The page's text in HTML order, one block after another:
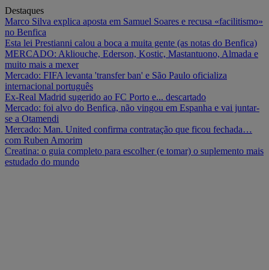
Destaques
Marco Silva explica aposta em Samuel Soares e recusa «facilitismo»
no Benfica
Esta lei Prestianni calou a boca a muita gente (as notas do Benfica)
MERCADO: Akliouche, Ederson, Kostic, Mastantuono, Almada e
muito mais a mexer
Mercado: FIFA levanta 'transfer ban' e São Paulo oficializa
internacional português
Ex-Real Madrid sugerido ao FC Porto e... descartado
Mercado: foi alvo do Benfica, não vingou em Espanha e vai juntar-
se a Otamendi
Mercado: Man. United confirma contratação que ficou fechada…
com Ruben Amorim
Creatina: o guia completo para escolher (e tomar) o suplemento mais
estudado do mundo